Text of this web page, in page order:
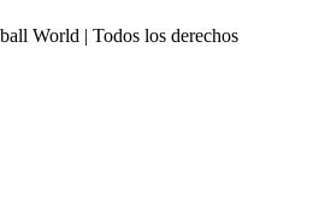
World | Todos los derechos